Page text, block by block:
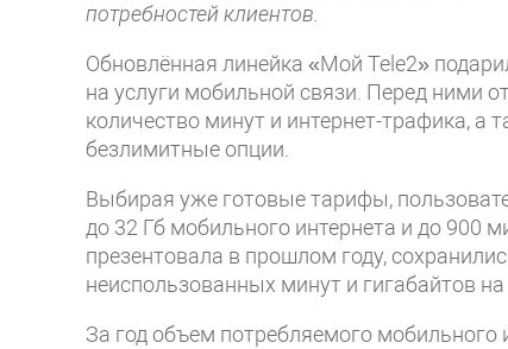
потребностей клиентов.
Обновлённая линейка «Мой Tele2»
на услуги мобильной связи. Перед ними
количество минут и интернет-трафика,
безлимитные опции.
Выбирая уже готовые тарифы,
до 32 Гб мобильного интернета и до 900
презентовала в прошлом году,
неиспользованных минут и гигабайтов
За год объем потребляемого мобильного